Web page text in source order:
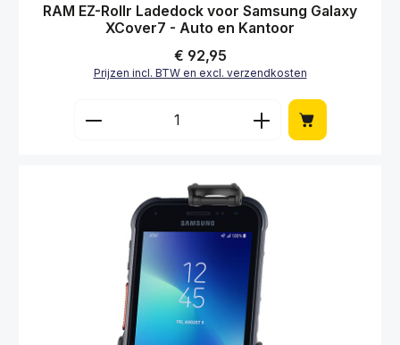
Gemiddelde waardering van 0 van 5 sterren
RAM EZ-Rollr Ladedock voor Samsung Galaxy
XCover7 - Auto en Kantoor
Normale prijs:
€ 92,95
Prijzen incl. BTW en excl. verzendkosten
Producthoeveelheid: Voer de gewenste